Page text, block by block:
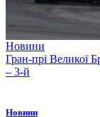
Новини
Гран-прі Великої
– 3-й
Новини